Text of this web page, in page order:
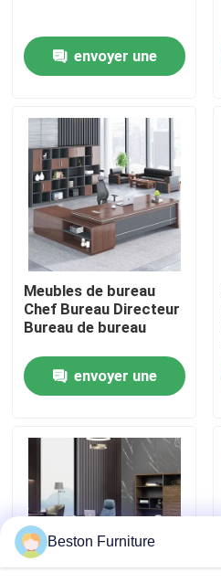
À la maison
À propos de nous
Visite de l'usine
Contrôle de qualité
Nouvelles
Le blog
Bureaux de poste de travail
envoyer une
Meubles de bureau
Chef Bureau Directeur
Bureau de bureau
envoyer une
Beston Furniture